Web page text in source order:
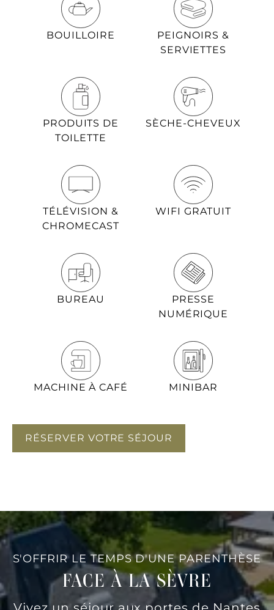
BOUILLOIRE
PEIGNOIRS &
SERVIETTES
PRODUITS DE
TOILETTE
SÈCHE-CHEVEUX
TÉLÉVISION &
CHROMECAST
WIFI GRATUIT
BUREAU
PRESSE
NUMÉRIQUE
MACHINE À CAFÉ MINIBAR
RÉSERVER VOTRE SÉJOUR
S'OFFRIR LE TEMPS D'UNE PARENTHÈSE
FACE À LA SÈVRE